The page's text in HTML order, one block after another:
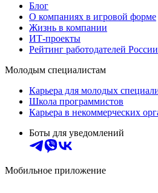
Блог
О компаниях в игровой форме
Жизнь в компании
ИТ-проекты
Рейтинг работодателей России
Молодым специалистам
Карьера для молодых
Школа программистов
Карьера в некоммерческих
Боты для уведомлений
Мобильное приложение